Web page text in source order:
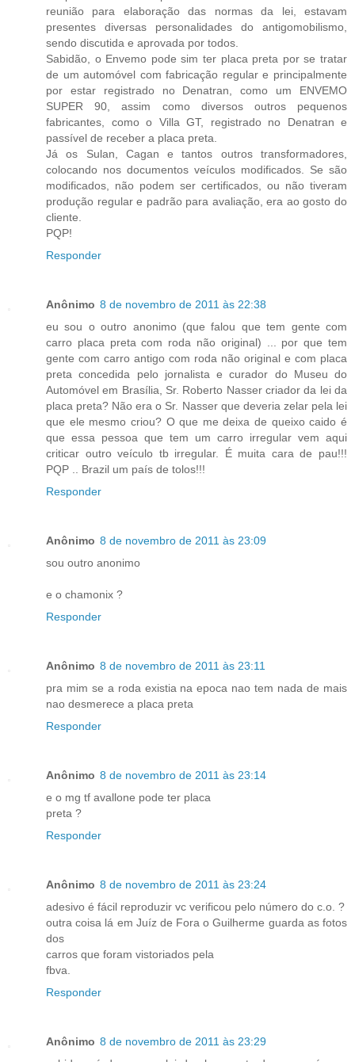
reunião para elaboração das normas da lei, estavam
presentes diversas personalidades do antigomobilismo,
sendo discutida e aprovada por todos.
Sabidão, o Envemo pode sim ter placa preta por se tratar
de um automóvel com fabricação regular e principalmente
por estar registrado no Denatran, como um ENVEMO
SUPER 90, assim como diversos outros pequenos
fabricantes, como o Villa GT, registrado no Denatran e
passível de receber a placa preta.
Já os Sulan, Cagan e tantos outros transformadores,
colocando nos documentos veículos modificados. Se são
modificados, não podem ser certificados, ou não tiveram
produção regular e padrão para avaliação, era ao gosto do
cliente.
PQP!
Responder
Anônimo 8 de novembro de 2011 às 22:38
eu sou o outro anonimo (que falou que tem gente com
carro placa preta com roda não original) ... por que tem
gente com carro antigo com roda não original e com placa
preta concedida pelo jornalista e curador do Museu do
Automóvel em Brasília, Sr. Roberto Nasser criador da lei da
placa preta? Não era o Sr. Nasser que deveria zelar pela lei
que ele mesmo criou? O que me deixa de queixo caido é
que essa pessoa que tem um carro irregular vem aqui
criticar outro veículo tb irregular. É muita cara de pau!!!
PQP .. Brazil um país de tolos!!!
Responder
Anônimo 8 de novembro de 2011 às 23:09
sou outro anonimo
e o chamonix ?
Responder
Anônimo 8 de novembro de 2011 às 23:11
pra mim se a roda existia na epoca nao tem nada de mais
nao desmerece a placa preta
Responder
Anônimo 8 de novembro de 2011 às 23:14
e o mg tf avallone pode ter placa
preta ?
Responder
Anônimo 8 de novembro de 2011 às 23:24
adesivo é fácil reproduzir vc verificou pelo número do c.o. ?
outra coisa lá em Juíz de Fora o Guilherme guarda as fotos
dos
carros que foram vistoriados pela
fbva.
Responder
Anônimo 8 de novembro de 2011 às 23:29